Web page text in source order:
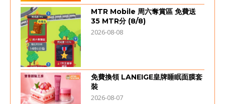
MTR Mobile 周六奪賞區 免費送
35 MTR分 (8/8)
2026-08-08
免費換領 LANEIGE皇牌睡眠面膜套
裝
2026-08-07